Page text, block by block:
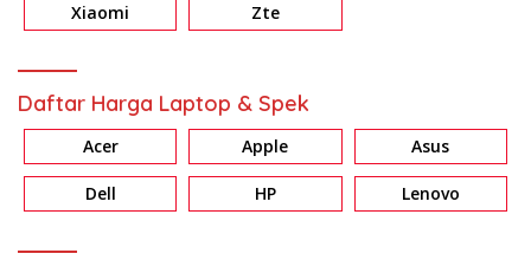
Xiaomi Zte
Daftar Harga Laptop & Spek
Acer Apple Asus
Dell HP Lenovo